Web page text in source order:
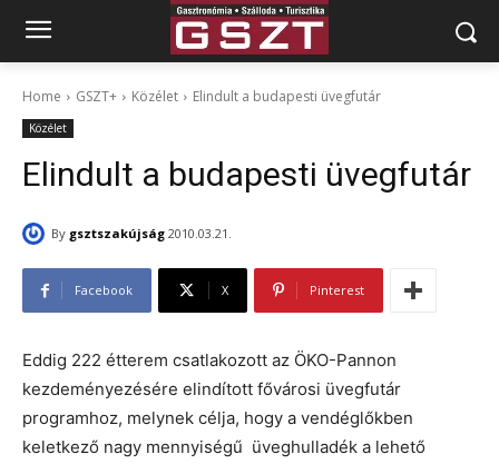
Home GSZT+ Közélet Elindult a budapesti üvegfutár
Közélet
Elindult a budapesti üvegfutár
By gsztszakújság 2010.03.21.
Facebook X Pinterest
Eddig 222 étterem csatlakozott az ÖKO-Pannon
kezdeményezésére elindított fővárosi üvegfutár
programhoz, melynek célja, hogy a vendéglőkben
keletkező nagy mennyiségű üveghulladék a lehető